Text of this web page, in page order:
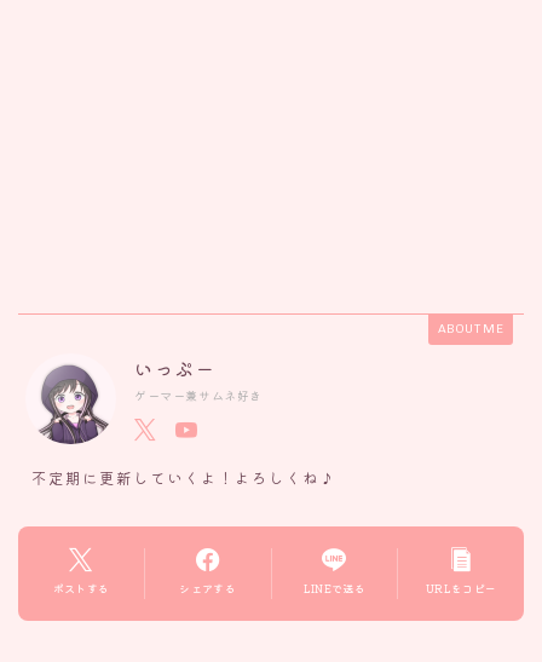
ABOUT ME
いっぷー
ゲーマー兼サムネ好き
不定期に更新していくよ！よろしくね♪
ポストする シェアする LINEで送る URLをコピー